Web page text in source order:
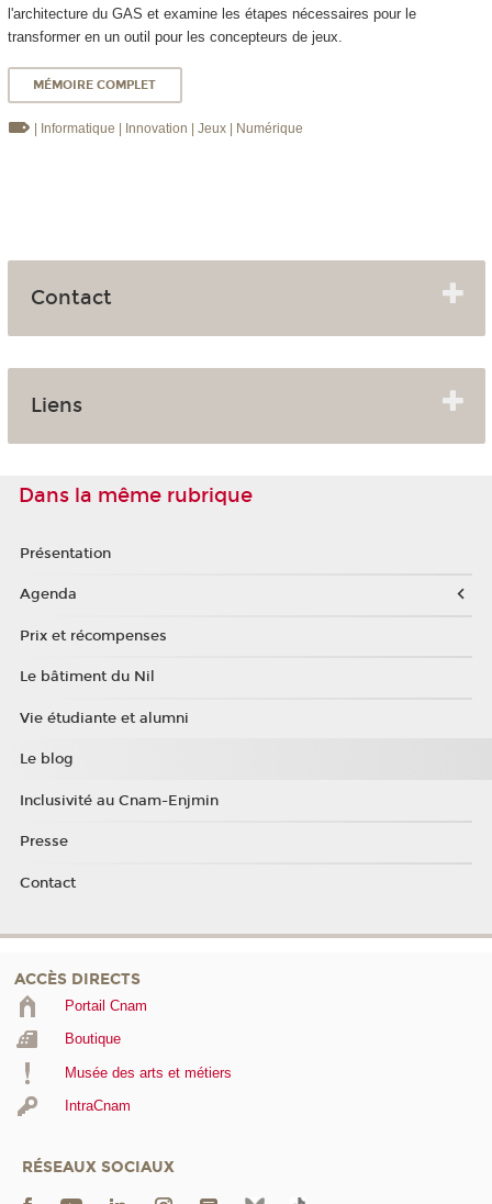
l'architecture du GAS et examine les étapes nécessaires pour le
transformer en un outil pour les concepteurs de jeux.
MÉMOIRE COMPLET
| Informatique | Innovation | Jeux | Numérique
Contact
Liens
Dans la même rubrique
Présentation
Agenda
Prix et récompenses
Le bâtiment du Nil
Vie étudiante et alumni
Le blog
Inclusivité au Cnam-Enjmin
Presse
Contact
ACCÈS DIRECTS
Portail Cnam
Boutique
Musée des arts et métiers
IntraCnam
RÉSEAUX SOCIAUX